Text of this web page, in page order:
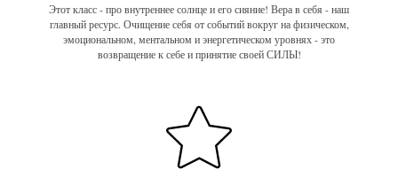
Этот класс - про внутреннее солнце и его сияние! Вера в себя - наш
главный ресурс. Очищение себя от событий вокруг на физическом,
эмоциональном, ментальном и энергетическом уровнях - это
возвращение к себе и принятие своей СИЛЫ!